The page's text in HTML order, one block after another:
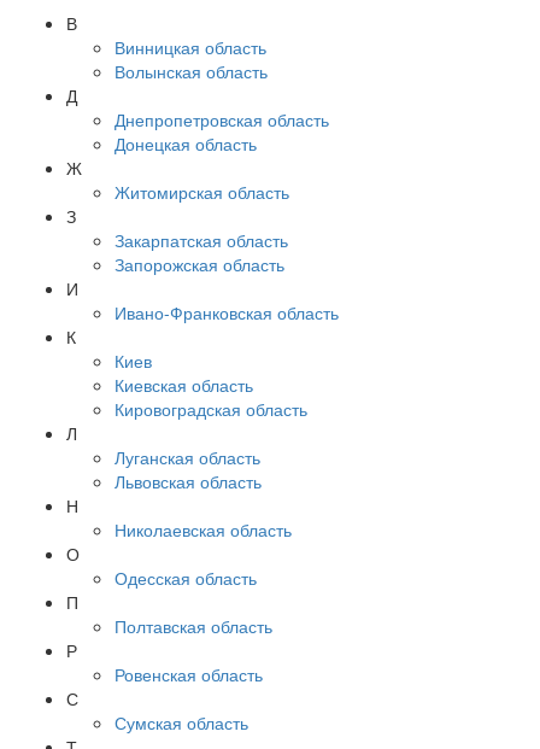
В
Винницкая область
Волынская область
Д
Днепропетровская область
Донецкая область
Ж
Житомирская область
З
Закарпатская область
Запорожская область
И
Ивано-Франковская область
К
Киев
Киевская область
Кировоградская область
Л
Луганская область
Львовская область
Н
Николаевская область
О
Одесская область
П
Полтавская область
Р
Ровенская область
С
Сумская область